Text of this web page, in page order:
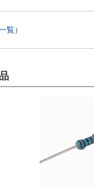
覧 ）